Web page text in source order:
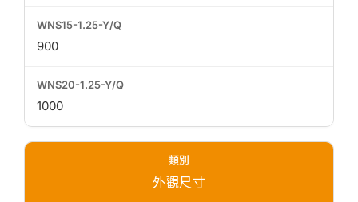
900
1000
外觀尺寸